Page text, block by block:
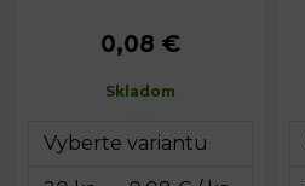
Priemer:
6 mm
0,08 €
Skladom